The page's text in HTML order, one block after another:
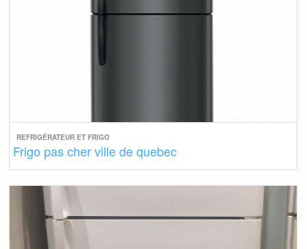
REFRIGÉRATEUR ET FRIGO
Frigo pas cher ville de quebec